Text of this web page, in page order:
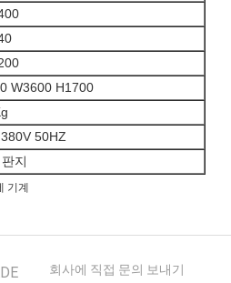
W3600 H1700
50HZ
지
기계
회사에 직접 문의 보내기